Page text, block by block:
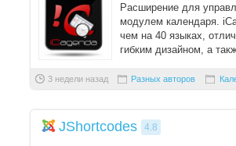
Расширение для
модулем календаря.
чем на 40 языках,
гибким дизайном, а
3 недели назад Разных авторов
JShortcodes 4.8